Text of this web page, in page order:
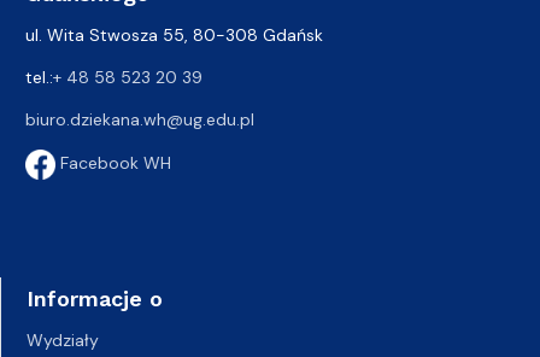
ul. Wita Stwosza 55, 80-308 Gdańsk
tel.:+ 48 58 523 20 39
biuro.dziekana.wh@ug.edu.pl
Facebook WH
Informacje o
Wydziały